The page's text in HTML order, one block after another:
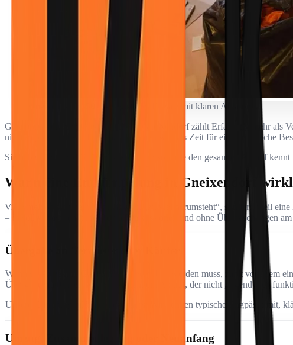
Gneixendorf (3500) – regionaler Einsatz mit klaren Abläufen.
Gerade in kleineren Ortschaften wie Gneixendorf zählt Erfahrung mehr als
nicht improvisiert wird. Deshalb nehmen wir uns Zeit für eine gründliche
Sie haben bei uns eine feste Ansprechperson, die den gesamten Ablauf
Wann eine Entrümpelung in Gneixendorf
Viele melden sich bei uns nicht, weil „zu viel herumsteht“, sondern weil
– es soll verlässlich laufen, ohne Diskussionen und ohne Überraschungen
Übergabe an Vermieter oder Käufer
Wenn ein Objekt in Gneixendorf übergeben werden muss, zählt vor allem
Übergabe stattfinden soll. So entsteht ein Ablauf, der nicht „irgendwie“
Unsere Erfahrung hilft hier besonders: Wir denken typische Engpässe mit,
Umzug, Zusammenlegung oder Neuanfang